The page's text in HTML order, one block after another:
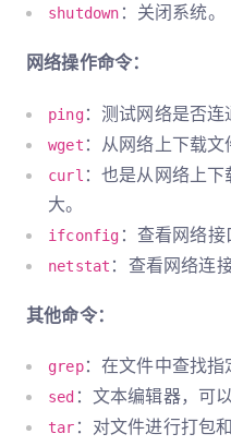
shutdown ：关闭系统。
网络操作命令：
ping：测试网络是否连
wget ：从网络上下载文
curl ：也是从网络上
大。
ifconfig ：查看网络接
netstat ：查看网络连
其他命令：
grep：在文件中查找指
sed ：文本编辑器，可
tar ：对文件进行打包和